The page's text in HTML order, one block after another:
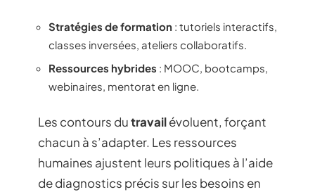
Stratégies de formation : tutoriels interactifs,
classes inversées, ateliers collaboratifs.
Ressources hybrides : MOOC, bootcamps,
webinaires, mentorat en ligne.
Les contours dutravailévoluent, forçant
chacun à s’adapter. Les ressources
humaines ajustent leurs politiques à l’aide
de diagnostics précis sur les besoins en